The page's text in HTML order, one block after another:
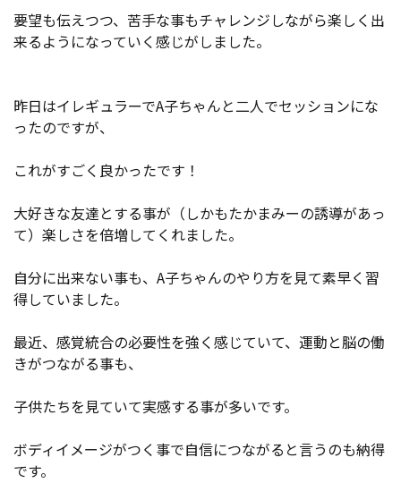
要望も伝えつつ、苦手な事もチャレンジしながら楽しく出
来るようになっていく感じがしました。
昨日はイレギュラーでA子ちゃんと二人でセッションにな
ったのですが、
これがすごく良かったです！
大好きな友達とする事が（しかもたかまみーの誘導があっ
て）楽しさを倍増してくれました。
自分に出来ない事も、A子ちゃんのやり方を見て素早く習
得していました。
最近、感覚統合の必要性を強く感じていて、運動と脳の働
きがつながる事も、
子供たちを見ていて実感する事が多いです。
ボディイメージがつく事で自信につながると言うのも納得
です。